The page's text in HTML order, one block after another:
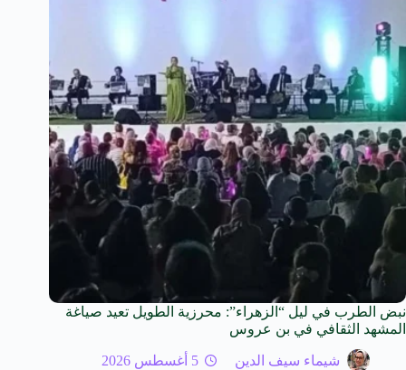
نبض الطرب في ليل “الزهراء”: محرزية الطويل تعيد صياغة
المشهد الثقافي في بن عروس
شيماء سيف الدين
5 أغسطس 2026